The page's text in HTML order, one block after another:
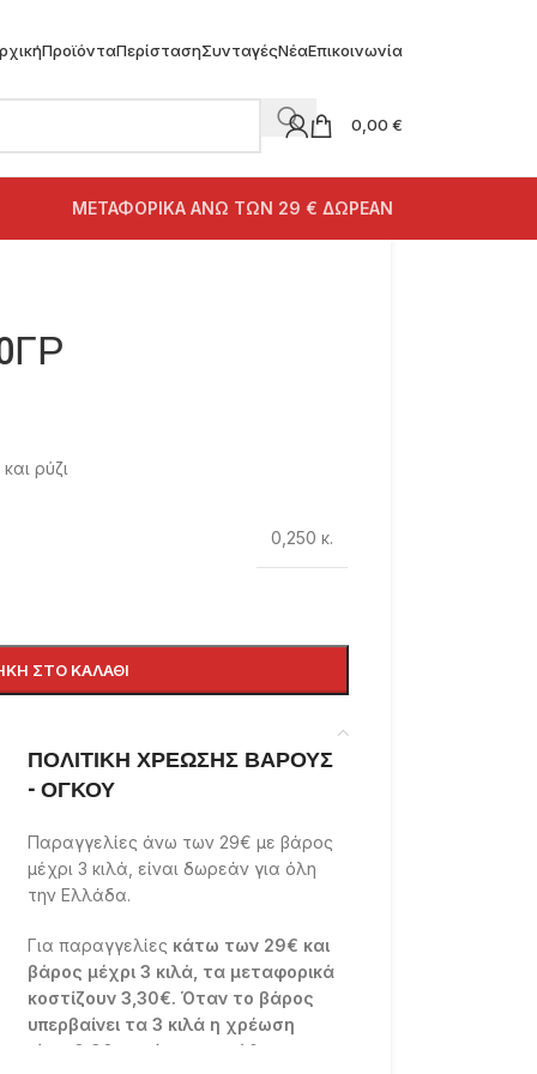
ΠροϊόνταΠερίστασηΣυνταγέςΝέαΕπικοινωνία
0,00 €
ΜΕΤΑΦΟΡΙΚΑ ΑΝΩ ΤΩΝ 29 € ΔΩΡΕΑΝ
ρύζι
0,250 κ.
ΣΤΟ ΚΑΛΆΘΙ
ΠΟΛΙΤΙΚΗ ΧΡΕΩΣΗΣ ΒΑΡΟΥΣ
- ΟΓΚΟΥ
Παραγγελίες άνω των 29€ με βάρος
μέχρι 3 κιλά, είναι δωρεάν για όλη
την Ελλάδα.
Για παραγγελίες κάτω των 29€ και
βάρος μέχρι 3 κιλά, τα μεταφορικά
κοστίζουν 3,30€. Όταν το βάρος
υπερβαίνει τα 3 κιλά η χρέωση
είναι 0,90 ευρώ για το κάθε